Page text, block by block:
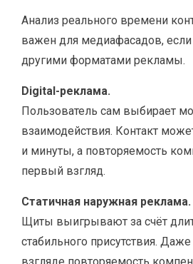
Анализ реального времени
важен для медиафасадов, если
другими форматами рекламы.
Digital-реклама.
Пользователь сам выбирает
взаимодействия. Контакт
и минуты, а повторяемость
первый взгляд.
Статичная наружная реклама.
Щиты выигрывают за счёт
стабильного присутствия.